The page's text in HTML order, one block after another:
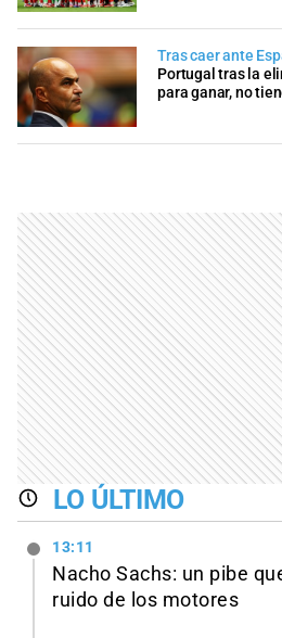
Tras caer ante
Portugal tras la
para ganar, no
LO ÚLTIMO
13:11
Nacho Sachs: un pibe
ruido de los motores